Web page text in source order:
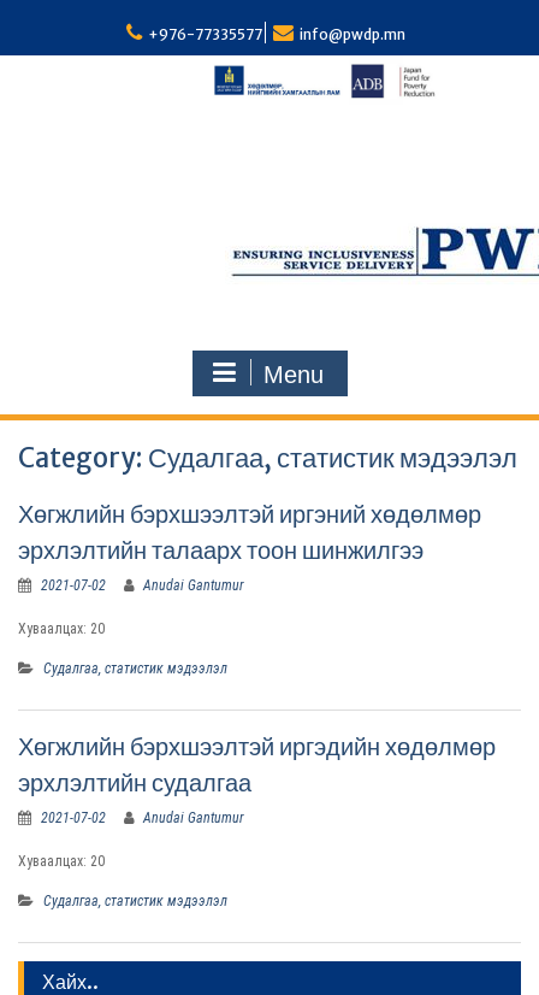
i
+976-77335577 info@pwdp.mn
Menu
Category: Судалгаа, статистик мэдээлэл
Хөгжлийн бэрхшээлтэй иргэний хөдөлмөр
эрхлэлтийн талаарх тоон шинжилгээ
2021-07-02 Anudai Gantumur
Хуваалцах: 20
Судалгаа, статистик мэдээлэл
Хөгжлийн бэрхшээлтэй иргэдийн хөдөлмөр
эрхлэлтийн судалгаа
2021-07-02 Anudai Gantumur
Хуваалцах: 20
Судалгаа, статистик мэдээлэл
Хайх..